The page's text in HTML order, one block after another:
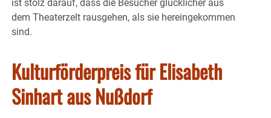
ist stolz darauf, dass die Besucher glücklicher aus
dem Theaterzelt rausgehen, als sie hereingekommen
sind.
Kulturförderpreis für Elisabeth
Sinhart aus Nußdorf